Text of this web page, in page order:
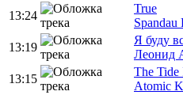
13:24
True
Spandau
13:19
Я буду
Леонид
13:15
The Tide
Atomic